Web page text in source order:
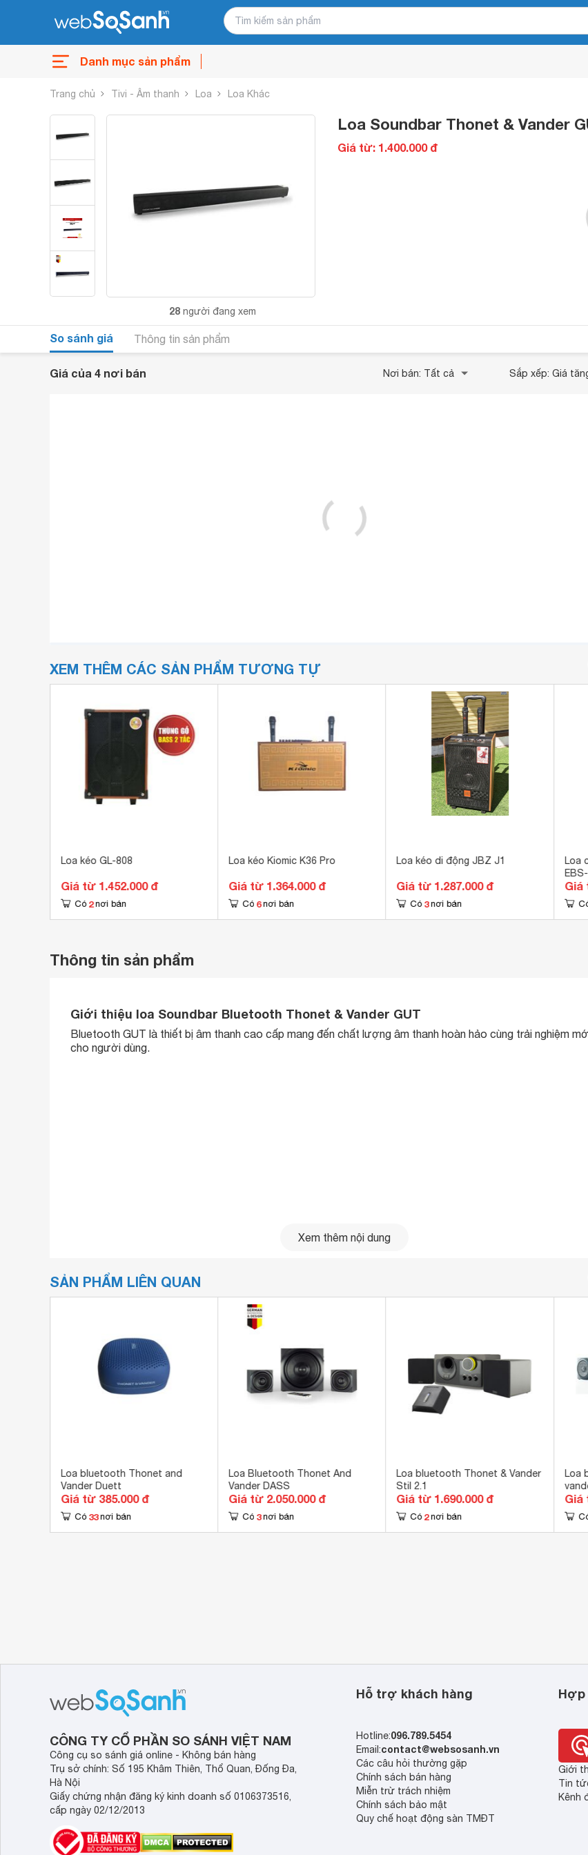
Danh mục sản phẩm
Trang chủ Tivi - Âm thanh Loa Loa Khác
28 người đang xem
Loa Soundbar Thonet & Vander
Giá từ: 1.400.000 đ
So sánh giá Thông tin sản phẩm
Giá của 4 nơi bán Nơi bán: Tất cả Sắp xếp: Giá
XEM THÊM CÁC SẢN PHẨM TƯƠNG TỰ
Loa kéo GL-808
Giá từ 1.452.000 đ
Có 2 nơi bán
Loa kéo Kiomic K36 Pro
Giá từ 1.364.000 đ
Có 6 nơi bán
Loa kéo di động JBZ J1
Giá từ 1.287.000 đ
Có 3 nơi bán
Loa
Giá
Thông tin sản phẩm
Giới thiệu loa Soundbar Bluetooth Thonet & Vander GUT
Bluetooth GUT là thiết bị âm thanh cao cấp mang đến chất lượng âm thanh hoàn hảo cùng trải nghiệm
cho người dùng.
Xem review Soundbar Bluetooth Thonet & Vander GUT
có công suất RMS là 32W và cực đại là 120W có thể bao phủ không gian rộng lớn. Thiết bị có thiết
giản nhưng không kém phần sang trọng và mạnh mẽ với gam màu đen nổi bật.
Thân được làm từ nhựa ABS có độ bền cao, chống thấm, chịu nhiệt tốt. Củ loa được bảo vệ bởi màng
Xem thêm nội dung
SẢN PHẨM LIÊN QUAN
Loa bluetooth Thonet and
Vander Duett
Giá từ 385.000 đ
Có 33 nơi bán
Loa Bluetooth Thonet And
Vander DASS
Giá từ 2.050.000 đ
Có 3 nơi bán
Loa bluetooth Thonet & Vander
Stil 2.1
Giá từ 1.690.000 đ
Có 2 nơi bán
Loa
Giá
CÔNG TY CỔ PHẦN SO SÁNH VIỆT NAM
Công cụ so sánh giá online - Không bán hàng
Trụ sở chính: Số 195 Khâm Thiên, Thổ Quan, Đống Đa,
Hà Nội
Giấy chứng nhận đăng ký kinh doanh số 0106373516,
cấp ngày 02/12/2013
Hỗ trợ khách hàng
Hotline:096.789.5454
Email:contact@websosanh.vn
Các câu hỏi thường gặp
Chính sách bán hàng
Miễn trừ trách nhiệm
Chính sách bảo mật
Quy chế hoạt động sàn TMĐT
Hợp
Giới
Tin
Kênh